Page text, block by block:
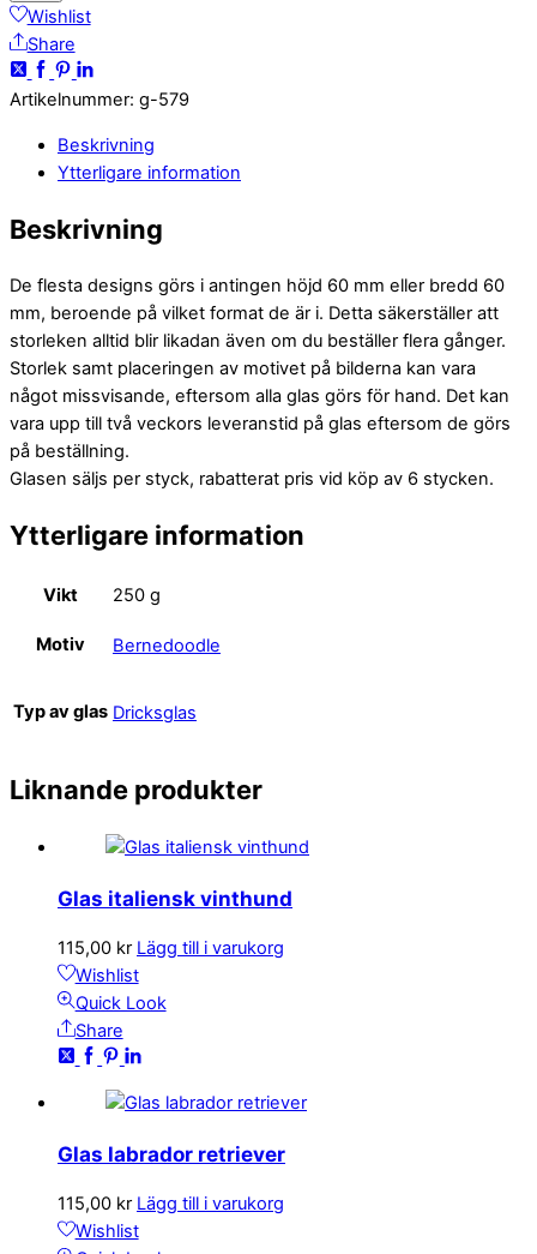
Wishlist
Share
Artikelnummer: g-579
Beskrivning
Ytterligare information
Beskrivning
De flesta designs görs i antingen höjd 60 mm eller bredd 60
mm, beroende på vilket format de är i. Detta säkerställer att
storleken alltid blir likadan även om du beställer flera gånger.
Storlek samt placeringen av motivet på bilderna kan vara
något missvisande, eftersom alla glas görs för hand. Det kan
vara upp till två veckors leveranstid på glas eftersom de görs
på beställning.
Glasen säljs per styck, rabatterat pris vid köp av 6 stycken.
Ytterligare information
Vikt 250 g
Motiv Bernedoodle
Typ av glas Dricksglas
Liknande produkter
Glas italiensk vinthund
115,00 kr Lägg till i varukorg
Wishlist
Quick Look
Share
Glas labrador retriever
115,00 kr Lägg till i varukorg
Wishlist